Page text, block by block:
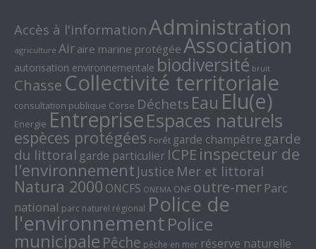
Accès à l'informationAdministration
agriculture Air aire marine protégée Association
autorisation environnementale biodiversité bruit
Chasse Collectivité territoriale
consultation publique Corse Déchets Eau Elu(e)
Energie EntrepriseEspaces naturels
espèces protégées Forêt garde champêtre garde
du littoral garde particulier ICPE inspecteur de
l'environnement Justice Mer et littoral
Natura 2000 ONCFS ONEMA ONF outre-mer Parc
national parc naturel régional Police de
l'environnementPolice
municipale Pêche pêche en mer réserve naturelle